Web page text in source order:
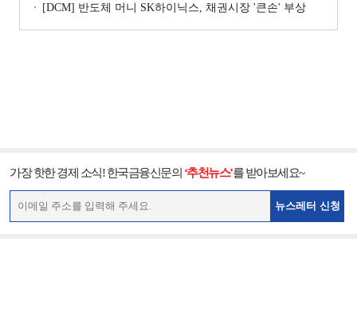
[DCM] 반도체 머니 SK하이닉스, 채권시장 '큰손' 부상
가장 핫한 경제 소식! 한국금융신문의 ‘추천뉴스’를 받아보세요~
뉴스레터 신청